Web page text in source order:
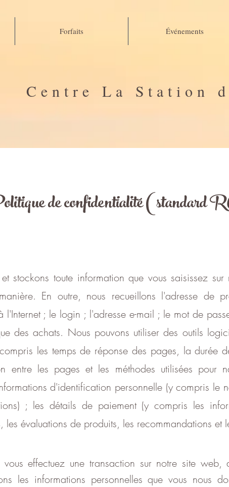
Forfaits Événements
Centre La Station
de confidentialité
stockons toute information que vous saisissez
En outre, nous recueillons l'adresse de
l'Internet ; le login ; l'adresse e-mail ; le mot de
des achats. Nous pouvons utiliser des outils
les temps de réponse des pages, la durée
entre les pages et les méthodes utilisées
d'identification personnelle (y compris le
; les détails de paiement (y compris les
les évaluations de produits, les recommandations et
vous effectuez une transaction sur notre site
les informations personnelles que vous nous